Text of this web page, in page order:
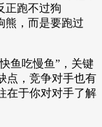
正跑不过狗
熊，而是要跑过
鱼吃慢鱼”，关键
点，竞争对手也有
在于你对对手了解